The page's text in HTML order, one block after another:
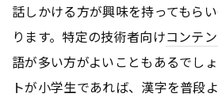
話しかける方が興味を持ってもら
ります。特定の技術者向けコンテ
語が多い方がよいこともあるでし
トが小学生であれば、漢字を普段